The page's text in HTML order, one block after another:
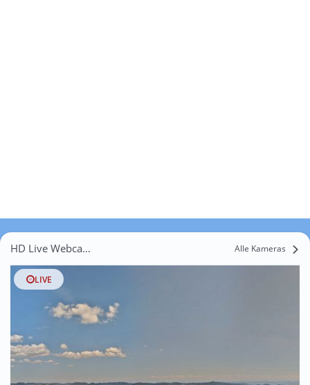
HD Live Webcams Oberrüti Alle Kameras
LIVE